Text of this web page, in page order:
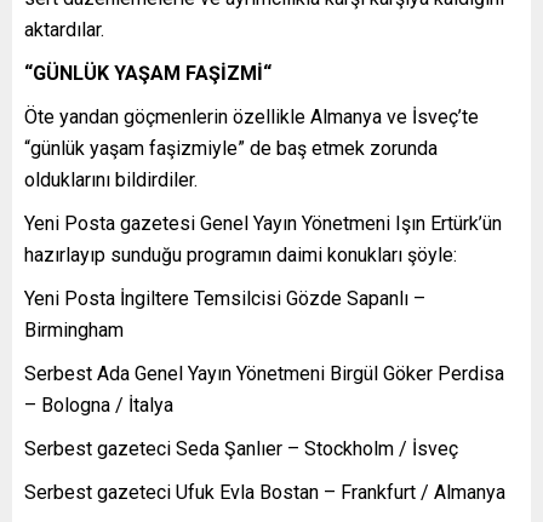
aktardılar.
“GÜNLÜK YAŞAM FAŞİZMİ“
Öte yandan göçmenlerin özellikle Almanya ve İsveç’te
“günlük yaşam faşizmiyle” de baş etmek zorunda
olduklarını bildirdiler.
Yeni Posta gazetesi Genel Yayın Yönetmeni Işın Ertürk’ün
hazırlayıp sunduğu programın daimi konukları şöyle:
Yeni Posta İngiltere Temsilcisi Gözde Sapanlı –
Birmingham
Serbest Ada Genel Yayın Yönetmeni Birgül Göker Perdisa
– Bologna / İtalya
Serbest gazeteci Seda Şanlıer – Stockholm / İsveç
Serbest gazeteci Ufuk Evla Bostan – Frankfurt / Almanya